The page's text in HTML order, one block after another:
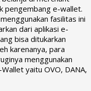
pengembang e-wallet.
fasilitas ini
dari aplikasi e-
bisa ditukarkan
karenanya, para
menggunakan
yaitu OVO, DANA,